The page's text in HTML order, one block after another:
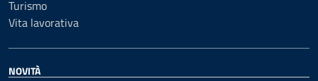
Turismo
Vita lavorativa
NOVITÀ